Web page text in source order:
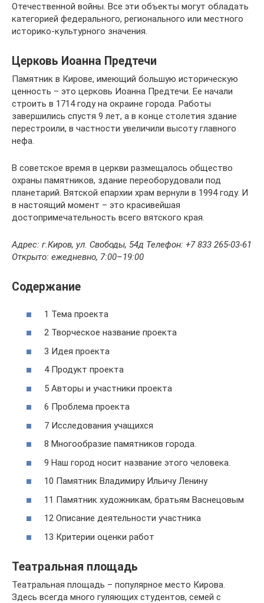
Отечественной войны. Все эти объекты могут обладать
категорией федерального, регионального или местного
историко-культурного значения.
Церковь Иоанна Предтечи
Памятник в Кирове, имеющий большую историческую
ценность – это церковь Иоанна Предтечи. Ее начали
строить в 1714 году на окраине города. Работы
завершились спустя 9 лет, а в конце столетия здание
перестроили, в частности увеличили высоту главного
нефа.
В советское время в церкви размещалось общество
охраны памятников, здание переоборудовали под
планетарий. Вятской епархии храм вернули в 1994 году. И
в настоящий момент – это красивейшая
достопримечательность всего вятского края.
Адрес: г.Киров, ул. Свободы, 54д Телефон: +7 833 265‑03-61
Открыто: ежедневно, 7:00–19:00
Содержание
1 Тема проекта
2 Творческое название проекта
3 Идея проекта
4 Продукт проекта
5 Авторы и участники проекта
6 Проблема проекта
7 Исследования учащихся
8 Многообразие памятников города.
9 Наш город носит название этого человека.
10 Памятник Владимиру Ильичу Ленину
11 Памятник художникам, братьям Васнецовым
12 Описание деятельности участника
13 Критерии оценки работ
Театральная площадь
Театральная площадь – популярное место Кирова.
Здесь всегда много гуляющих студентов, семей с